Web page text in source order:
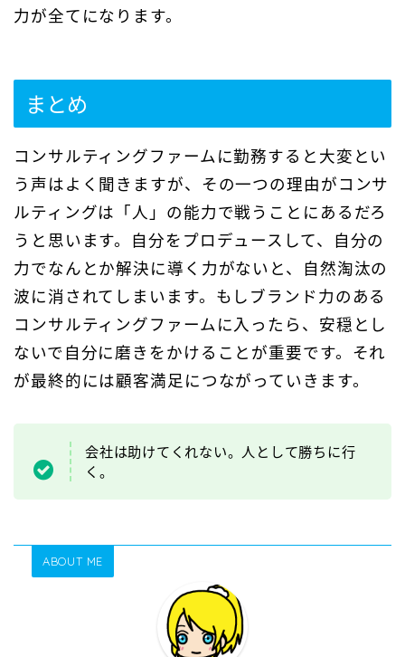
力が全てになります。
まとめ
コンサルティングファームに勤務すると大変とい
う声はよく聞きますが、その一つの理由がコンサ
ルティングは「人」の能力で戦うことにあるだろ
うと思います。自分をプロデュースして、自分の
力でなんとか解決に導く力がないと、自然淘汰の
波に消されてしまいます。もしブランド力のある
コンサルティングファームに入ったら、安穏とし
ないで自分に磨きをかけることが重要です。それ
が最終的には顧客満足につながっていきます。
会社は助けてくれない。人として勝ちに行
く。
ABOUT ME